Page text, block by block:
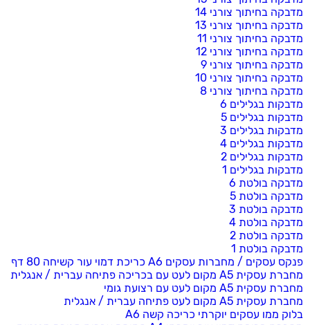
מדבקה בחיתוך צורני 14
מדבקה בחיתוך צורני 13
מדבקה בחיתוך צורני 11
מדבקה בחיתוך צורני 12
מדבקה בחיתוך צורני 9
מדבקה בחיתוך צורני 10
מדבקה בחיתוך צורני 8
מדבקות בגלילים 6
מדבקות בגלילים 5
מדבקות בגלילים 3
מדבקות בגלילים 4
מדבקות בגלילים 2
מדבקות בגלילים 1
מדבקה בולטת 6
מדבקה בולטת 5
מדבקה בולטת 3
מדבקה בולטת 4
מדבקה בולטת 2
מדבקה בולטת 1
פנקס עסקים / מחברות עסקים A6 כריכת דמוי עור קשיחה 80 דף
מחברת עסקית A5 מקום לעט עם בכריכה פתיחה עברית / אנגלית
מחברת עסקית A5 מקום לעט עם רצועת גומי
מחברת עסקית A5 מקום לעט פתיחה עברית / אנגלית
בלוק ממו עסקים יוקרתי כריכה קשה A6